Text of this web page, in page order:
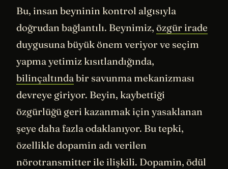
Bu, insan beyninin kontrol algısıyla
doğrudan bağlantılı. Beynimiz, özgür irade
duygusuna büyük önem veriyor ve seçim
yapma yetimiz kısıtlandığında,
bilinçaltında bir savunma mekanizması
devreye giriyor. Beyin, kaybettiği
özgürlüğü geri kazanmak için yasaklanan
şeye daha fazla odaklanıyor. Bu tepki,
özellikle dopamin adı verilen
nörotransmitter ile ilişkili. Dopamin, ödül